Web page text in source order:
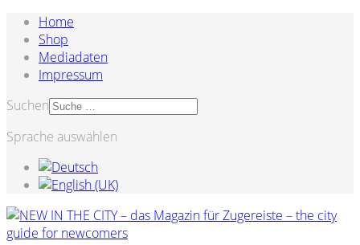
Home
Shop
Mediadaten
Impressum
Suchen
Sprache auswählen